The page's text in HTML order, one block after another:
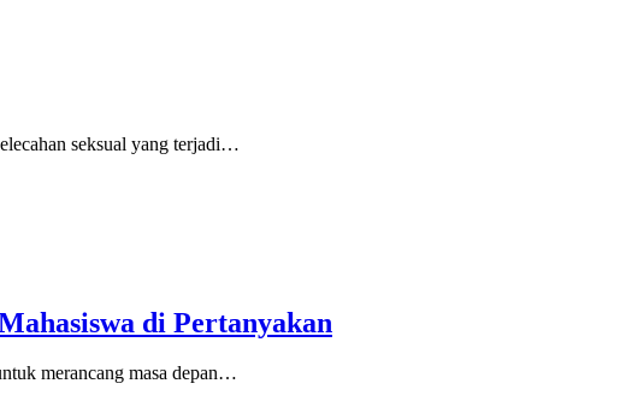
seksual yang terjadi…
di Pertanyakan
merancang masa depan…